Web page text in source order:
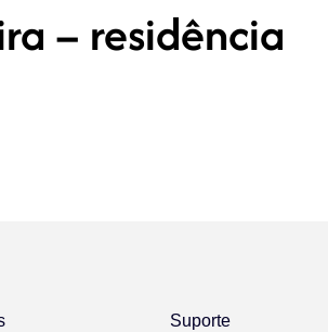
– residência
Suporte